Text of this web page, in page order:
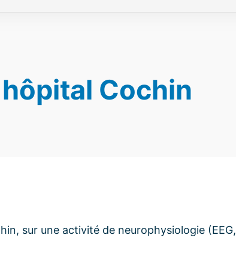
Cochin
sur une activité de neurophysiologie (EEG,